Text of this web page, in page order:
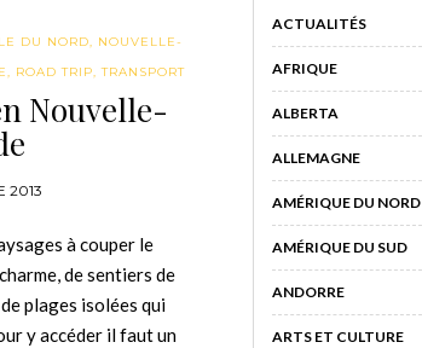
DU NORD, NOUVELLE-
, ROAD TRIP,TRANSPORT
Nouvelle-
2013
à couper le
de sentiers de
plages isolées qui
y accéder il faut un
ACTUALITÉS
AFRIQUE
ALBERTA
ALLEMAGNE
AMÉRIQUE DU NORD
AMÉRIQUE DU SUD
ANDORRE
ARTS ET CULTURE